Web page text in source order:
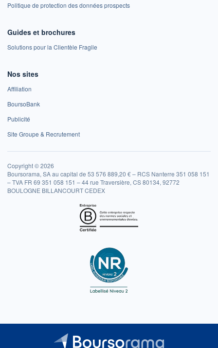
Politique de protection des données prospects
Guides et brochures
Solutions pour la Clientèle Fragile
Nos sites
Affiliation
BoursoBank
Publicité
Site Groupe & Recrutement
Copyright © 2026
Boursorama, SA au capital de 53 576 889,20 € – RCS Nanterre 351 058 151
– TVA FR 69 351 058 151 – 44 rue Traversière, CS 80134, 92772
BOULOGNE BILLANCOURT CEDEX